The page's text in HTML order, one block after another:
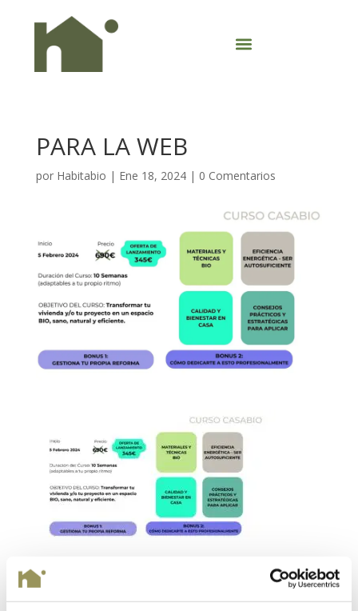
PARA LA WEB
por Habitabio | Ene 18, 2024| 0 Comentarios